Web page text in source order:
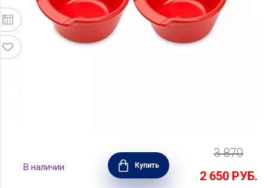
Набор из 2 рамекинов, керамика, цвет
красный, Peugeot, Франция, 61852
В наличии Купить
3 870
2 650 РУБ.